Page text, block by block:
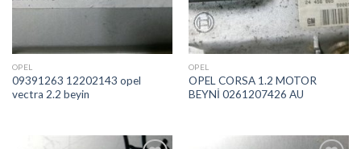
OPEL
09391263 12202143 opel
vectra 2.2 beyin
OPEL
OPEL CORSA 1.2 MOTOR
BEYNİ 0261207426 AU